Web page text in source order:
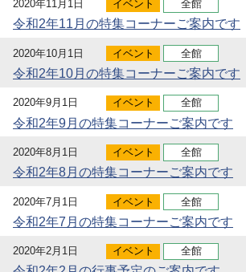
2020年11月1日 イベント 全館
令和2年11月の特集コーナーご案内です
2020年10月1日 イベント 全館
令和2年10月の特集コーナーご案内です
2020年9月1日 イベント 全館
令和2年9月の特集コーナーご案内です
2020年8月1日 イベント 全館
令和2年8月の特集コーナーご案内です
2020年7月1日 イベント 全館
令和2年7月の特集コーナーご案内です
2020年2月1日 イベント 全館